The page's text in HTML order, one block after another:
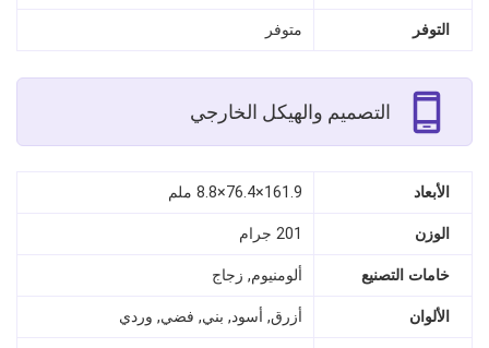
التوفر متوفر
التصميم والهيكل الخارجي
الأبعاد 161.9×76.4×8.8 ملم
الوزن 201 جرام
خامات التصنيع ألومنيوم, زجاج
الألوان أزرق, أسود, بني, فضي, وردي